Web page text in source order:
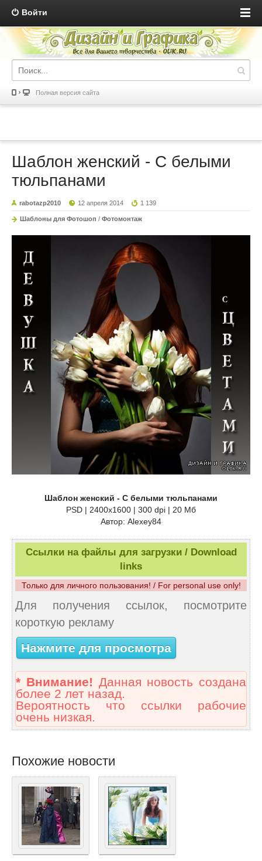
Войти
Полная версия сайта
Шаблон женский - С белыми
тюльпанами
rabotazp2010 12 апреля 2014 1 139
Шаблоны для Фотошоп / Фотомонтаж
Шаблон женский - С белыми тюльпанами
PSD | 2400x1600 | 300 dpi | 20 Мб
Автор: Alexey84
Ссылки на файлы для загрузки / Download
links
Только для личного пользования! / For personal use only!
Для получения ссылок, посмотрите
короткую рекламу
Нажмите для просмотра
* Внимание! Данная новость создана
более 2 лет назад.
Вероятность что ссылки рабочие
очень низкая.
Похожие новости